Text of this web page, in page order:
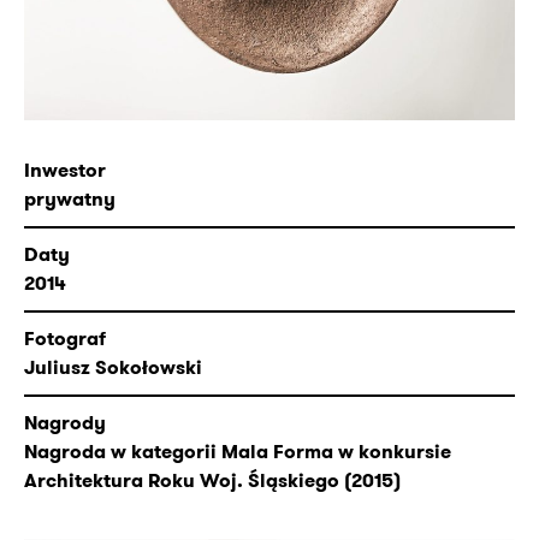
Inwestor
prywatny
Daty
2014
Fotograf
Juliusz Sokołowski
Nagrody
Nagroda w kategorii Mala Forma w konkursie
Architektura Roku Woj. Śląskiego (2015)